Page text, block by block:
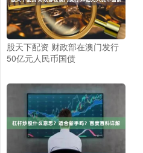
股天下配资 财政部在澳门发行
50亿元人民币国债